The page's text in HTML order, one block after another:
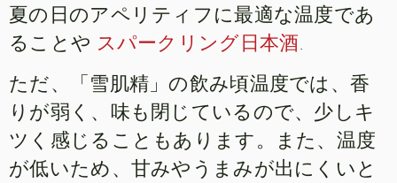
夏の日のアペリティフに最適な温度であ
ることや スパークリング日本酒.
ただ、「雪肌精」の飲み頃温度では、香
りが弱く、味も閉じているので、少しキ
ツく感じることもあります。また、温度
が低いため、甘みやうまみが出にくいと